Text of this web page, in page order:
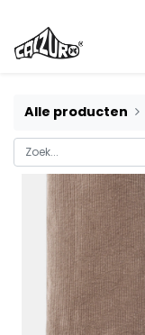
Alle producten